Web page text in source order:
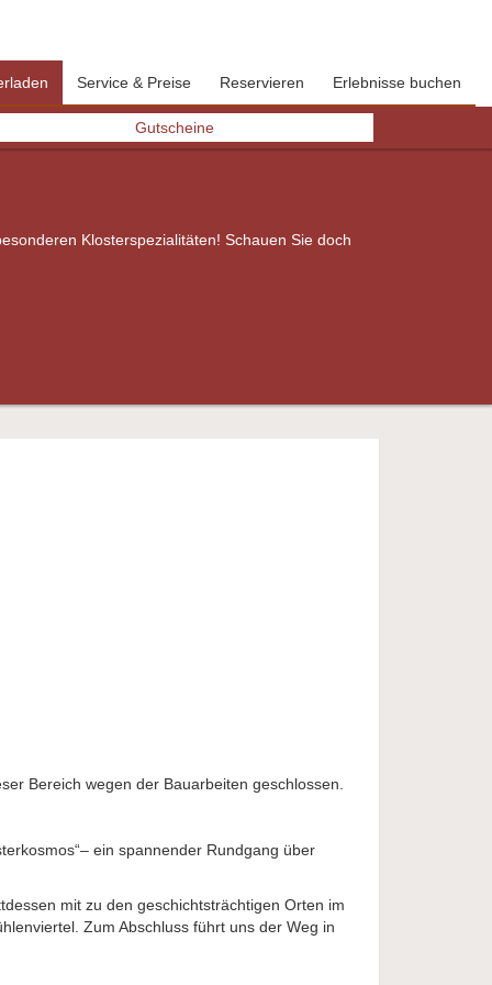
Service & Preise Reservieren Erlebnisse buchen
Gutscheine
Bereich wegen der Bauarbeiten geschlossen.
ein spannender Rundgang über
mit zu den geschichtsträchtigen Orten im
Zum Abschluss führt uns der Weg in